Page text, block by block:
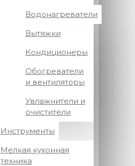
Водонагреватели
Вытяжки
Кондиционеры
Обогреватели
и вентиляторы
Увлажнители и
очистители
Инструменты
Мелкая кухонная
техника